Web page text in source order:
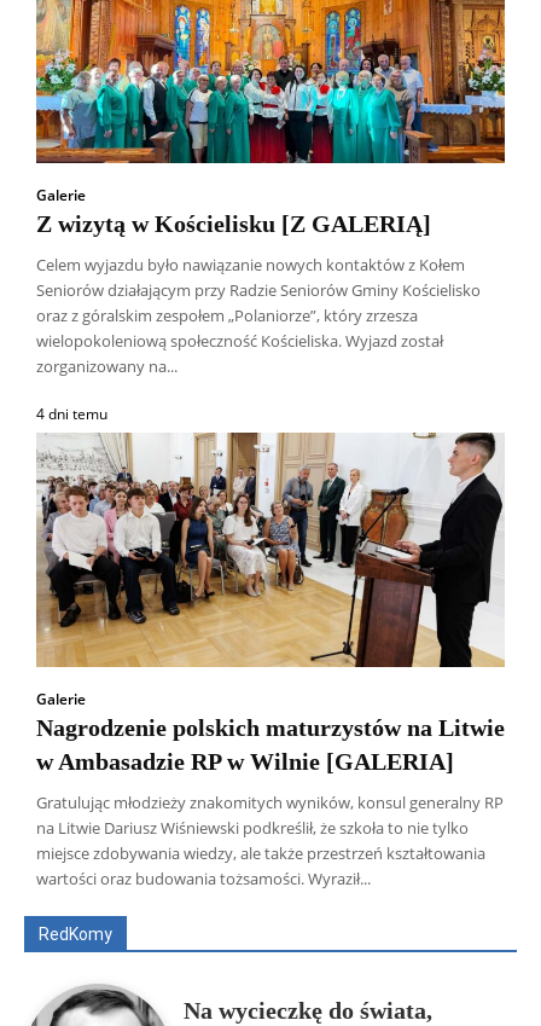
Galerie
Z wizytą w Kościelisku [Z GALERIĄ]
Celem wyjazdu było nawiązanie nowych kontaktów z Kołem
Seniorów działającym przy Radzie Seniorów Gminy Kościelisko
oraz z góralskim zespołem „Polaniorze”, który zrzesza
wielopokoleniową społeczność Kościeliska. Wyjazd został
zorganizowany na...
4 dni temu
Galerie
Nagrodzenie polskich maturzystów na Litwie
w Ambasadzie RP w Wilnie [GALERIA]
Gratulując młodzieży znakomitych wyników, konsul generalny RP
na Litwie Dariusz Wiśniewski podkreślił, że szkoła to nie tylko
miejsce zdobywania wiedzy, ale także przestrzeń kształtowania
wartości oraz budowania tożsamości. Wyraził...
RedKomy
Wszyscy Aleksander Borowik
Antoni Radczenko
Artur Płokszto
Grzegorz Górny
ks. Jarosław Wąsowicz SDB
Na wycieczkę do świata,